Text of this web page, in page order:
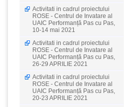
Activitati in cadrul proiectului
ROSE - Centrul de Invatare al
UAIC Performanță Pas cu Pas,
10-14 mai 2021
Activitati in cadrul proiectului
ROSE - Centrul de Invatare al
UAIC Performanță Pas cu Pas,
26-29 APRILIE 2021
Activitati in cadrul proiectului
ROSE - Centrul de Invatare al
UAIC Performanță Pas cu Pas,
20-23 APRILIE 2021